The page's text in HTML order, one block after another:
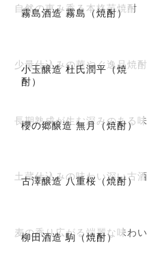
霧島酒造 霧島（焼酎）
自然の恵み香る本格芋焼酎
小玉醸造 杜氏潤平（焼
酎）
少量仕込みの華やぐ逸品焼酎
櫻の郷醸造 無月（焼酎）
長期熟成が生む深みのある味
古澤醸造 八重桜（焼酎）
土蔵仕込みの味わい深い古酒
柳田酒造 駒（焼酎）
麦の香り広がる端麗な味わい